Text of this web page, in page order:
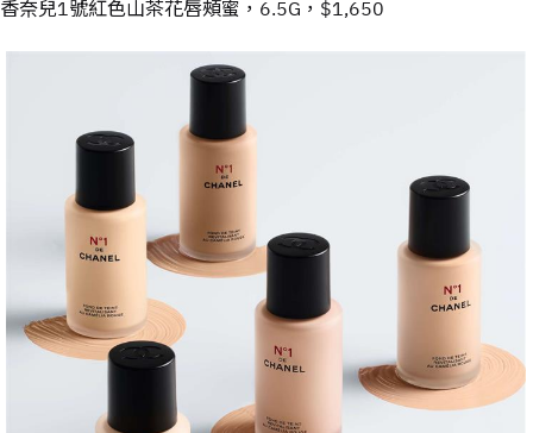
香奈兒1號紅色山茶花唇頰蜜，6.5G，$1,650